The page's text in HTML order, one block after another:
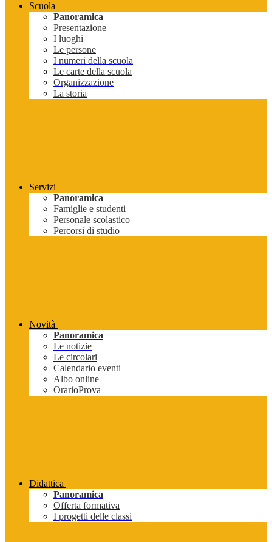
Scuola
Panoramica
Presentazione
I luoghi
Le persone
I numeri della scuola
Le carte della scuola
Organizzazione
La storia
Servizi
Panoramica
Famiglie e studenti
Personale scolastico
Percorsi di studio
Novità
Panoramica
Le notizie
Le circolari
Calendario eventi
Albo online
OrarioProva
Didattica
Panoramica
Offerta formativa
I progetti delle classi